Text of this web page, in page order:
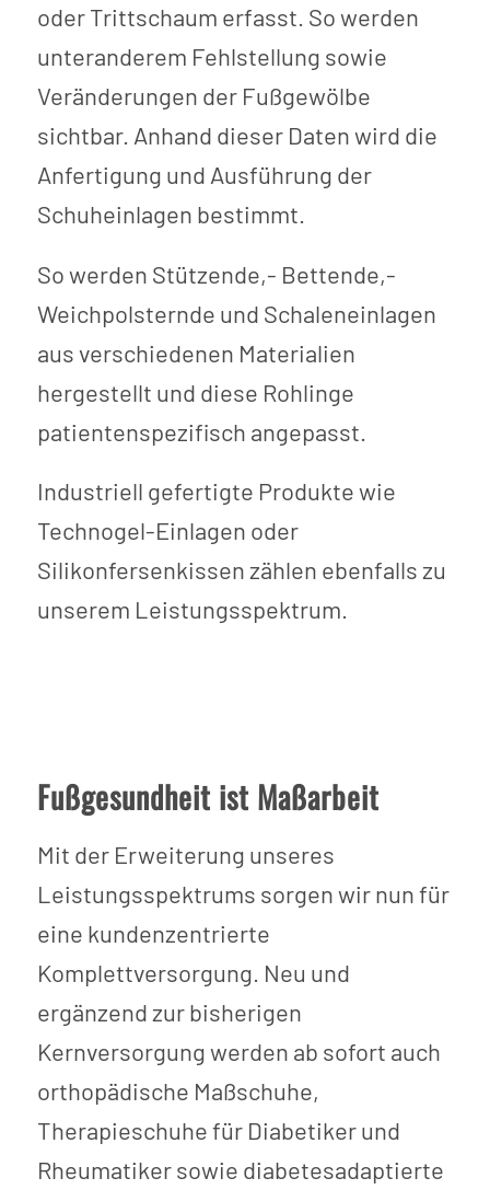
oder Trittschaum erfasst. So werden
unteranderem Fehlstellung sowie
Veränderungen der Fußgewölbe
sichtbar. Anhand dieser Daten wird die
Anfertigung und Ausführung der
Schuheinlagen bestimmt.
So werden Stützende,- Bettende,-
Weichpolsternde und Schaleneinlagen
aus verschiedenen Materialien
hergestellt und diese Rohlinge
patientenspezifisch angepasst.
Industriell gefertigte Produkte wie
Technogel-Einlagen oder
Silikonfersenkissen zählen ebenfalls zu
unserem Leistungsspektrum.
Fußgesundheit ist Maßarbeit
Mit der Erweiterung unseres
Leistungsspektrums sorgen wir nun für
eine kundenzentrierte
Komplettversorgung. Neu und
ergänzend zur bisherigen
Kernversorgung werden ab sofort auch
orthopädische Maßschuhe,
Therapieschuhe für Diabetiker und
Rheumatiker sowie diabetesadaptierte